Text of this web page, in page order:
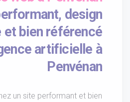
design
et bien référencé
artificielle à
Penvénan
un site performant et bien